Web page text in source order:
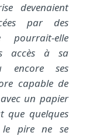
devenaient
par des
pourrait-elle
accès à sa
encore ses
capable de
un papier
quelques
le pire ne se